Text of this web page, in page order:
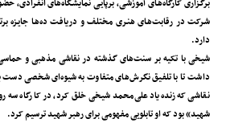
برگـزاری کارگاه‌هـای آموزشـی، برپایـی نمایشـگاه‌های انفـرادی،
شـرکت در رقابت‌هـای هنـری مختلـف و دریافـت ده‌هـا جایـزه
دارد.
شیخی با تکیه بر سنت‌های گذشته در نقاشی مذهبی و
داشت تا با تلفیق نگرش‌های متفاوت به شیوه‌ای شخصی دست
نقاشی که زنده‌یاد علی‌محمد شیخی خلق کرد، در کارگاه سه
شهید» بود که او تابلویی مفهومی برای رهبر شهید ترسیم کرد.